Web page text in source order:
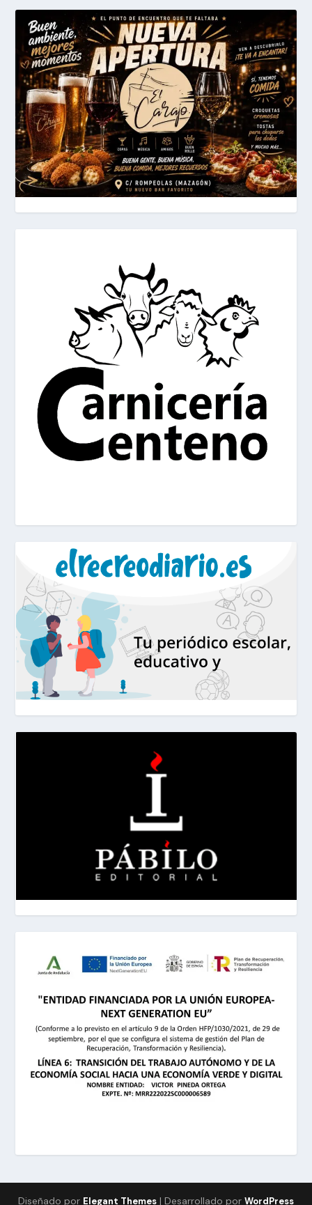
Diseñado por Elegant Themes | Desarrollado por WordPress